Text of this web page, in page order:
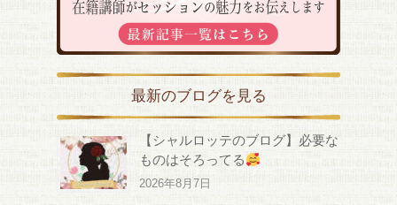
最新のブログを見る
【シャルロッテのブログ】必要な
ものはそろってる
2026年8月7日